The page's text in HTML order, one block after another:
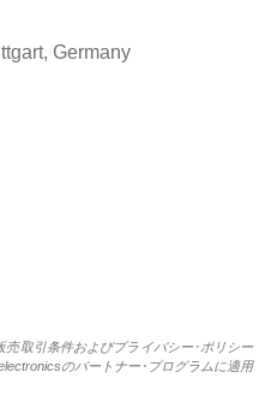
Germany
取引条件およびプライバシー･ポリシー
のパートナー･プログラムに適用